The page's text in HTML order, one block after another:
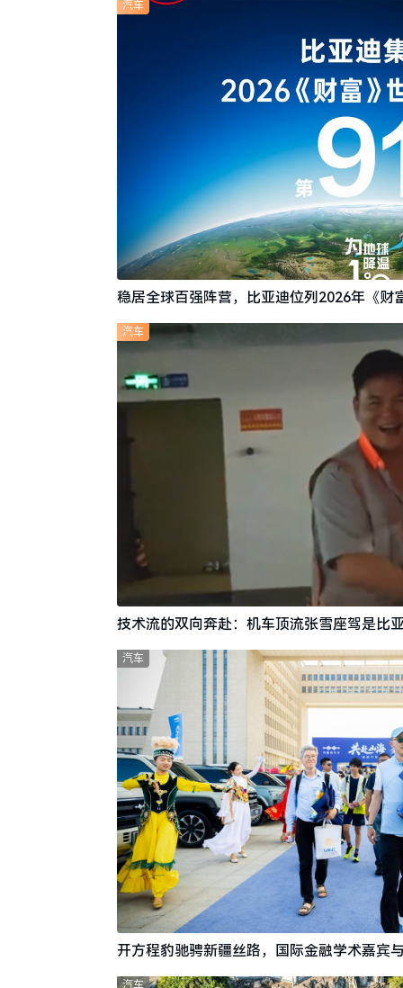
稳居全球百强阵营，比亚迪位列2026年《财
汽车
技术流的双向奔赴：机车顶流张雪座驾是比
汽车
开方程豹驰骋新疆丝路，国际金融学术嘉宾
汽车
汽车